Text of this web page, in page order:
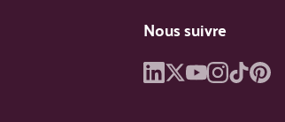
trouver les informations utiles dans
Nous suivre